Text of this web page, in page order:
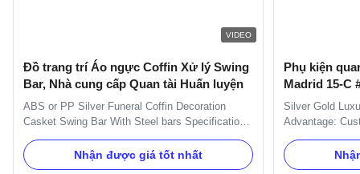
VIDEO
Đồ trang trí Áo ngực Coffin Xử lý Swing
Bar, Nhà cung cấp Quan tài Huấn luyện
ABS or PP Silver Funeral Coffin Decoration
Casket Swing Bar With Steel bars Specification:
One set of Swing bar: 8pcs plastic plates,16pcs
handles ,8pcs end caps and 2 long bars and 2
short bars. Item Name TX-A Swing bar Material
Nhận được giá tốt nhất
Phụ kiện
Madrid 15-C
Silver Gold
Advantage:
and products
countries. Let
professional